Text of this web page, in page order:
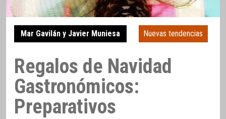
Mar Gavilán y Javier Muniesa Nuevas tendencias
Regalos de Navidad
Gastronómicos:
Preparativos